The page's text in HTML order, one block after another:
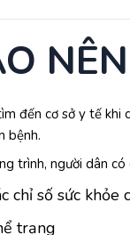
Lịch khám
là thời điểm lý
Quan sát khuôn mặt
tra sự phát triển
đến cơ sở y tế
bệnh.
trình, người dân có
chỉ số sức khỏe
trạng